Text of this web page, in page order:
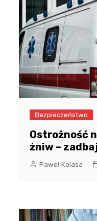
Bezpieczeństwo
Ostrożność
żniw –
Paweł Kolasa